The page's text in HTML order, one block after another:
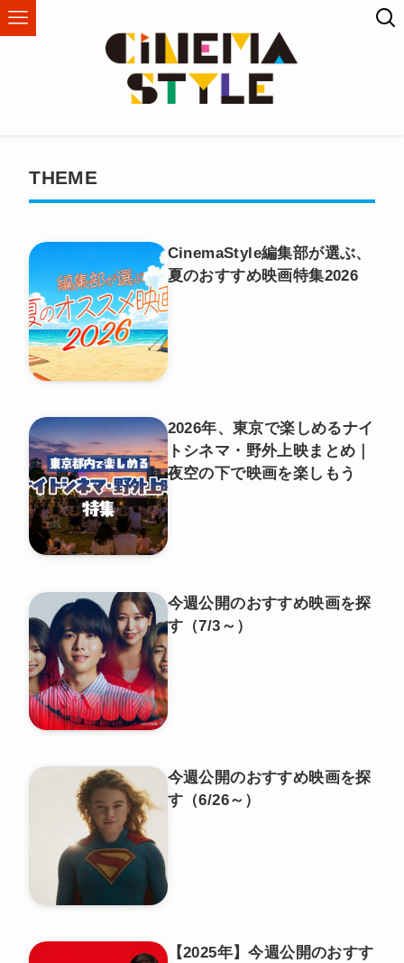
THEME
CinemaStyle編集部が選ぶ、
夏のおすすめ映画特集2026
2026年、東京で楽しめるナイ
トシネマ・野外上映まとめ｜
夜空の下で映画を楽しもう
今週公開のおすすめ映画を探
す（7/3～）
今週公開のおすすめ映画を探
す（6/26～）
【2025年】今週公開のおすす